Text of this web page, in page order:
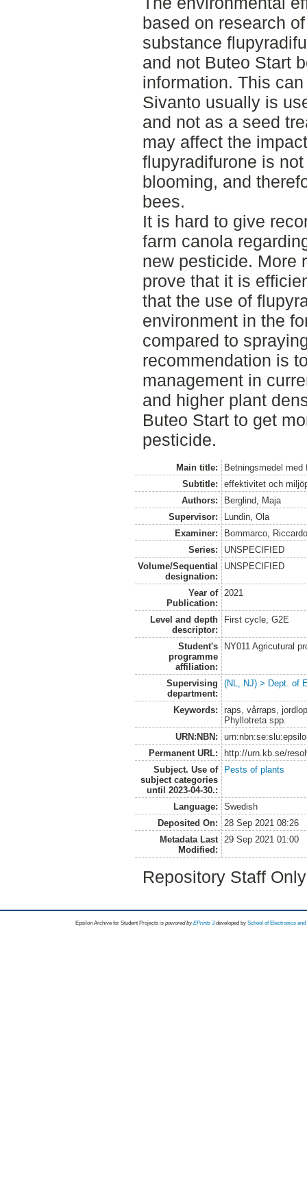
based on research
substance
and not Buteo Start
information. This
Sivanto usually is
and not as a seed
may affect the
flupyradifurone is
blooming, and
bees.
It is hard to give
farm canola
new pesticide. More
prove that it is
that the use of
environment in the
compared to
recommendation is
management in
and higher plant
Buteo Start to get
pesticide.
Main title:
Betningsmedel med
Subtitle:
effektivitet och
Authors:
Berglind, Maja
Supervisor:
Lundin, Ola
Examiner:
Bommarco,
Series:
UNSPECIFIED
Volume/Sequential
designation:
UNSPECIFIED
Year of
Publication:
2021
Level and depth
descriptor:
First cycle, G2E
Student's
programme
affiliation:
NY011 Agricutural
Supervising
department:
(NL, NJ) > Dept. of
Keywords:
raps, vårraps,
Phyllotreta spp.
URN:NBN:
Permanent URL:
http://urn.kb.se/
Subject. Use of
subject categories
until 2023-04-30.:
Pests of plants
Language:
Swedish
Deposited On:
28 Sep 2021 08:26
Metadata Last
Modified:
29 Sep 2021 01:00
Repository Staff
Epsilon Archive for Student Projects is powored byEPrints 3 developed by School of Electronics